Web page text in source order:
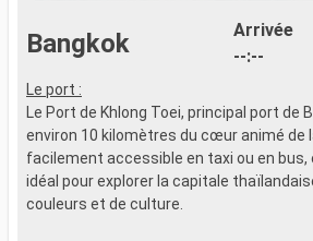
Bangkok
Arrivée
--:--
Le port :
Le Port de Khlong Toei, principal port de
environ 10 kilomètres du cœur animé de
facilement accessible en taxi ou en
idéal pour explorer la capitale
couleurs et de culture.